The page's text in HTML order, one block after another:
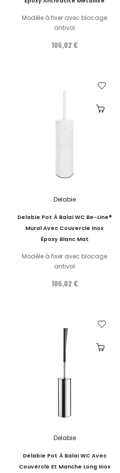
Modèle à fixer avec blocage
antivol
106,02 €
Delabie
Delabie Pot À Balai WC Be-Line®
Mural Avec Couvercle Inox
Époxy Blanc Mat
Modèle à fixer avec blocage
antivol
106,02 €
Delabie
Delabie Pot À Balai WC Avec
Couvercle Et Manche Long Inox